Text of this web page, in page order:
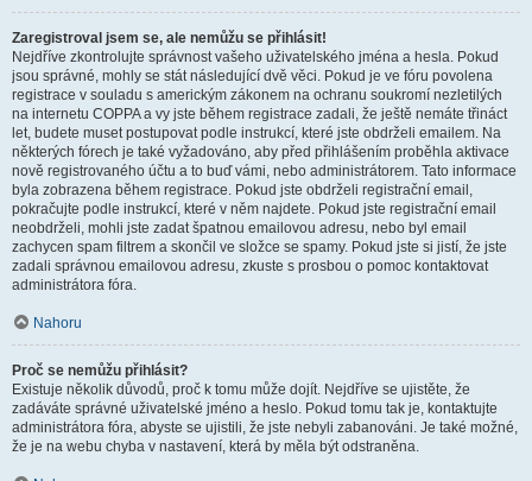
Zaregistroval jsem se, ale nemůžu se přihlásit!
Nejdříve zkontrolujte správnost vašeho uživatelského jména a hesla. Pokud
jsou správné, mohly se stát následující dvě věci. Pokud je ve fóru povolena
registrace v souladu s americkým zákonem na ochranu soukromí nezletilých
na internetu COPPA a vy jste během registrace zadali, že ještě nemáte třináct
let, budete muset postupovat podle instrukcí, které jste obdrželi emailem. Na
některých fórech je také vyžadováno, aby před přihlášením proběhla aktivace
nově registrovaného účtu a to buď vámi, nebo administrátorem. Tato informace
byla zobrazena během registrace. Pokud jste obdrželi registrační email,
pokračujte podle instrukcí, které v něm najdete. Pokud jste registrační email
neobdrželi, mohli jste zadat špatnou emailovou adresu, nebo byl email
zachycen spam filtrem a skončil ve složce se spamy. Pokud jste si jistí, že jste
zadali správnou emailovou adresu, zkuste s prosbou o pomoc kontaktovat
administrátora fóra.
Nahoru
Proč se nemůžu přihlásit?
Existuje několik důvodů, proč k tomu může dojít. Nejdříve se ujistěte, že
zadáváte správné uživatelské jméno a heslo. Pokud tomu tak je, kontaktujte
administrátora fóra, abyste se ujistili, že jste nebyli zabanováni. Je také možné,
že je na webu chyba v nastavení, která by měla být odstraněna.